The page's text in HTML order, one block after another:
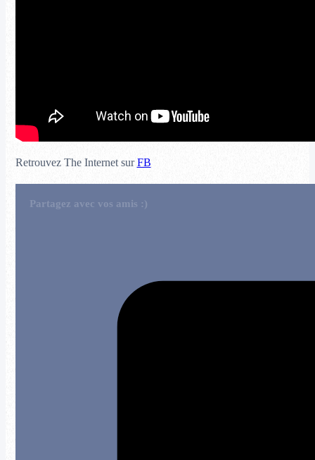
Retrouvez The Internet surFB
Partagez avec vos amis :)